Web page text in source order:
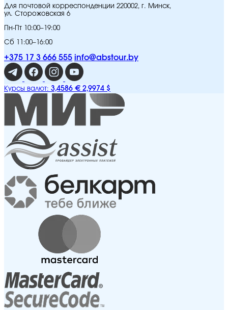
Для почтовой корреспонденции 220002, г. Минск,
ул. Сторожовская 6
Пн-Пт 10:00–19:00
Сб 11:00–16:00
+375 17 3 666 555 info@abstour.by
Курсы валют: 3,4586 € 2,9974 $